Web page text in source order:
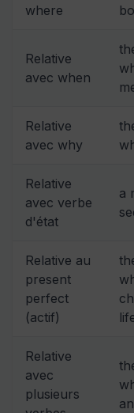
where
Relative
avec when
Relative
avec why
Relative
avec verbe
d'état
a
Relative au
present
perfect
(actif)
Relative
avec
plusieurs